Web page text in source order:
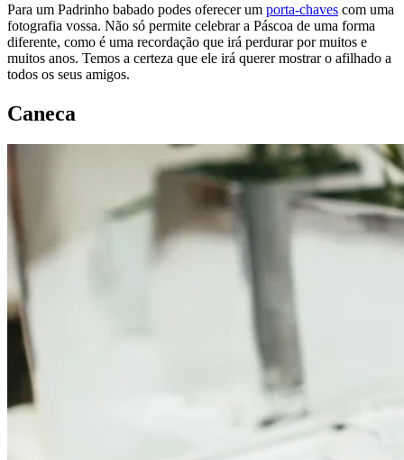
Para um Padrinho babado podes oferecer um porta-chaves com uma
fotografia vossa. Não só permite celebrar a Páscoa de uma forma
diferente, como é uma recordação que irá perdurar por muitos e
muitos anos. Temos a certeza que ele irá querer mostrar o afilhado a
todos os seus amigos.
Caneca